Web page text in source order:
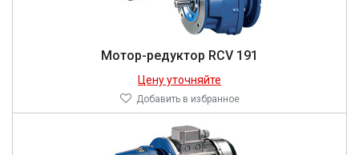
Мотор-редуктор RCV 191
Цену уточняйте
Добавить в избранное